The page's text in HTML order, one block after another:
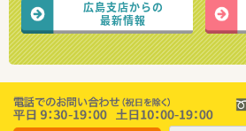
広島支店からの
最新情報